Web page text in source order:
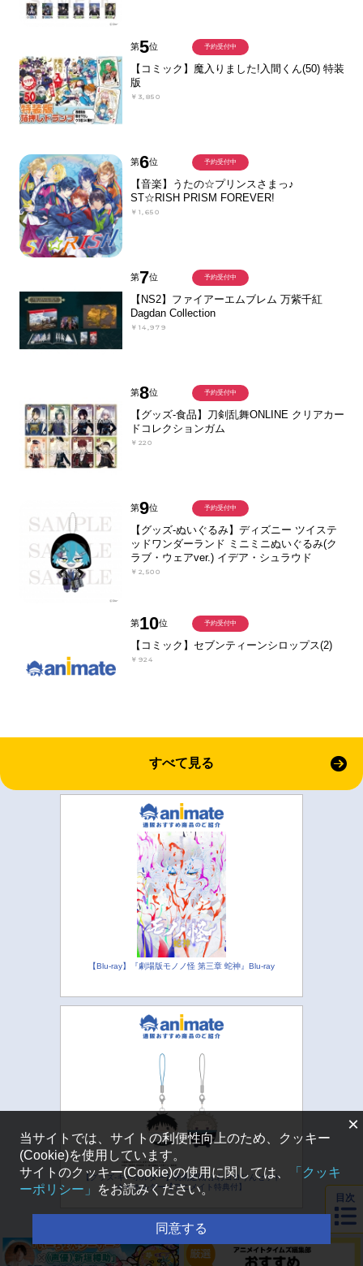
第5位
【コミック】魔入りました!入間くん(50) 特装
版
￥3,850
予約受付中
第6位
【音楽】うたの☆プリンスさまっ♪
ST☆RISH PRISM FOREVER!
￥1,650
予約受付中
第7位
【NS2】ファイアーエムブレム 万紫千紅
Dagdan Collection
￥14,979
予約受付中
第8位
【グッズ-食品】刀剣乱舞ONLINE クリアカー
ドコレクションガム
￥220
予約受付中
第9位
【グッズ-ぬいぐるみ】ディズニー ツイステ
ッドワンダーランド ミニミニぬいぐるみ(ク
ラブ・ウェアver.) イデア・シュラウド
￥2,500
予約受付中
第10位
【コミック】セブンティーンシロップス(2)
￥924
予約受付中
すべて見る
【Blu-ray】『劇場版モノノ怪 第三章 蛇神』Blu-ray
【グッズ-キーホルダー】呪術廻戦 ふわコロりんセット
キーホルダー【アニメイト特典付】
目次
×
当サイトでは、サイトの利便性向上のため、クッキー
(Cookie)を使用しています。
サイトのクッキー(Cookie)の使用に関しては、
「クッキ
ーポリシー」
をお読みください。
同意する